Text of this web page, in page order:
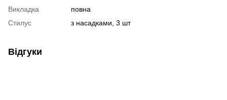
Викладка
повна
Стилус
з насадками, 3 шт
Відгуки